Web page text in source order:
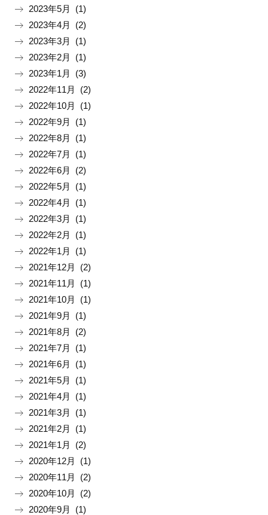
2023年5月 (1)
2023年4月 (2)
2023年3月 (1)
2023年2月 (1)
2023年1月 (3)
2022年11月 (2)
2022年10月 (1)
2022年9月 (1)
2022年8月 (1)
2022年7月 (1)
2022年6月 (2)
2022年5月 (1)
2022年4月 (1)
2022年3月 (1)
2022年2月 (1)
2022年1月 (1)
2021年12月 (2)
2021年11月 (1)
2021年10月 (1)
2021年9月 (1)
2021年8月 (2)
2021年7月 (1)
2021年6月 (1)
2021年5月 (1)
2021年4月 (1)
2021年3月 (1)
2021年2月 (1)
2021年1月 (2)
2020年12月 (1)
2020年11月 (2)
2020年10月 (2)
2020年9月 (1)